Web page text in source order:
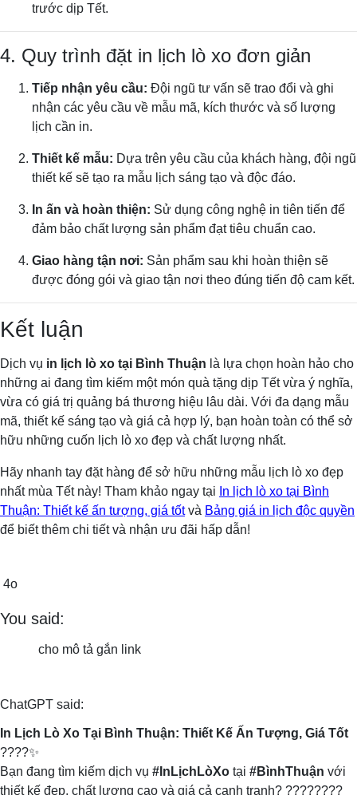
trước dịp Tết.
4. Quy trình đặt in lịch lò xo đơn giản
Tiếp nhận yêu cầu: Đội ngũ tư vấn sẽ trao đổi và ghi
nhận các yêu cầu về mẫu mã, kích thước và số lượng
lịch cần in.
Thiết kế mẫu: Dựa trên yêu cầu của khách hàng, đội ngũ
thiết kế sẽ tạo ra mẫu lịch sáng tạo và độc đáo.
In ấn và hoàn thiện: Sử dụng công nghệ in tiên tiến để
đảm bảo chất lượng sản phẩm đạt tiêu chuẩn cao.
Giao hàng tận nơi: Sản phẩm sau khi hoàn thiện sẽ
được đóng gói và giao tận nơi theo đúng tiến độ cam kết.
Kết luận
Dịch vụ in lịch lò xo tại Bình Thuận là lựa chọn hoàn hảo cho
những ai đang tìm kiếm một món quà tặng dịp Tết vừa ý nghĩa,
vừa có giá trị quảng bá thương hiệu lâu dài. Với đa dạng mẫu
mã, thiết kế sáng tạo và giá cả hợp lý, bạn hoàn toàn có thể sở
hữu những cuốn lịch lò xo đẹp và chất lượng nhất.
Hãy nhanh tay đặt hàng để sở hữu những mẫu lịch lò xo đẹp
nhất mùa Tết này! Tham khảo ngay tại In lịch lò xo tại Bình
Thuận: Thiết kế ấn tượng, giá tốtvà Bảng giá in lịch độc quyền
để biết thêm chi tiết và nhận ưu đãi hấp dẫn!
4o
You said:
cho mô tả gắn link
ChatGPT said:
In Lịch Lò Xo Tại Bình Thuận: Thiết Kế Ấn Tượng, Giá Tốt
????✨
Bạn đang tìm kiếm dịch vụ #InLịchLòXo tại #BìnhThuận với
thiết kế đẹp, chất lượng cao và giá cả cạnh tranh? ????????️